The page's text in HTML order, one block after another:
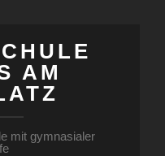
AM
mit gymnasialer